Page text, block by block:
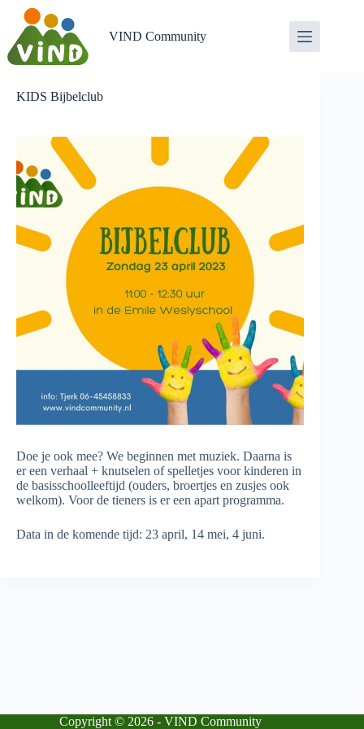
inhoud
VIND Community
KIDS Bijbelclub
Doe je ook mee? We beginnen met muziek. Daarna is
er een verhaal + knutselen of spelletjes voor kinderen in
de basisschoolleeftijd (ouders, broertjes en zusjes ook
welkom). Voor de tieners is er een apart programma.
Data in de komende tijd: 23 april, 14 mei, 4 juni.
Copyright © 2026 - VIND Community